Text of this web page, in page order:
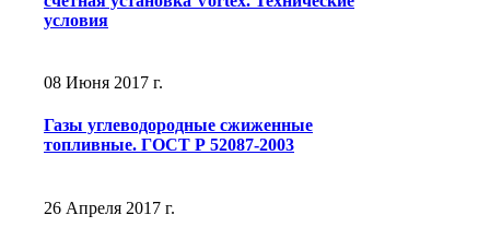
условия
08 Июня 2017 г.
Газы углеводородные сжиженные
топливные. ГОСТ Р 52087-2003
26 Апреля 2017 г.